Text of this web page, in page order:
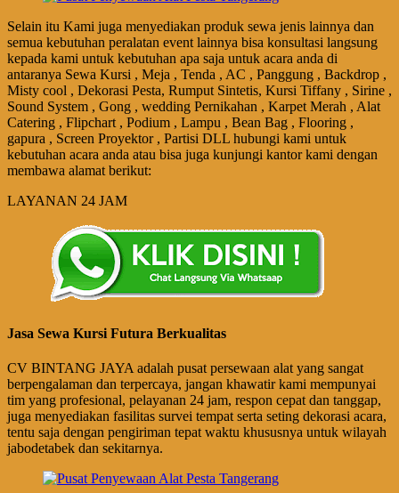
Selain itu Kami juga menyediakan produk sewa jenis lainnya dan
semua kebutuhan peralatan event lainnya bisa konsultasi langsung
kepada kami untuk kebutuhan apa saja untuk acara anda di
antaranya Sewa Kursi , Meja , Tenda , AC , Panggung , Backdrop ,
Misty cool , Dekorasi Pesta, Rumput Sintetis, Kursi Tiffany , Sirine ,
Sound System , Gong , wedding Pernikahan , Karpet Merah , Alat
Catering , Flipchart , Podium , Lampu , Bean Bag , Flooring ,
gapura , Screen Proyektor , Partisi DLL hubungi kami untuk
kebutuhan acara anda atau bisa juga kunjungi kantor kami dengan
membawa alamat berikut:
LAYANAN 24 JAM
Jasa Sewa Kursi Futura Berkualitas
CV BINTANG JAYA adalah pusat persewaan alat yang sangat
berpengalaman dan terpercaya, jangan khawatir kami mempunyai
tim yang profesional, pelayanan 24 jam, respon cepat dan tanggap,
juga menyediakan fasilitas survei tempat serta seting dekorasi acara,
tentu saja dengan pengiriman tepat waktu khususnya untuk wilayah
jabodetabek dan sekitarnya.